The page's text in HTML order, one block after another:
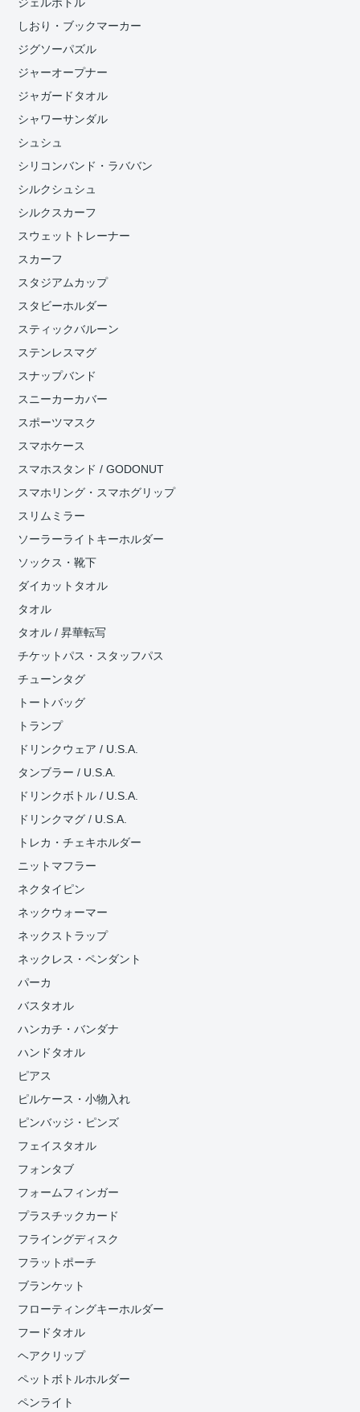
ジェルボトル
しおり・ブックマーカー
ジグソーパズル
ジャーオープナー
ジャガードタオル
シャワーサンダル
シュシュ
シリコンバンド・ラババン
シルクシュシュ
シルクスカーフ
スウェットトレーナー
スカーフ
スタジアムカップ
スタビーホルダー
スティックバルーン
ステンレスマグ
スナップバンド
スニーカーカバー
スポーツマスク
スマホケース
スマホスタンド / GODONUT
スマホリング・スマホグリップ
スリムミラー
ソーラーライトキーホルダー
ソックス・靴下
ダイカットタオル
タオル
タオル / 昇華転写
チケットパス・スタッフパス
チューンタグ
トートバッグ
トランプ
ドリンクウェア / U.S.A.
タンブラー / U.S.A.
ドリンクボトル / U.S.A.
ドリンクマグ / U.S.A.
トレカ・チェキホルダー
ニットマフラー
ネクタイピン
ネックウォーマー
ネックストラップ
ネックレス・ペンダント
パーカ
バスタオル
ハンカチ・バンダナ
ハンドタオル
ピアス
ピルケース・小物入れ
ピンバッジ・ピンズ
フェイスタオル
フォンタブ
フォームフィンガー
プラスチックカード
フライングディスク
フラットポーチ
ブランケット
フローティングキーホルダー
フードタオル
ヘアクリップ
ペットボトルホルダー
ペンライト